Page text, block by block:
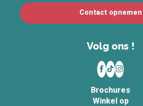
Contact opnemen
Volg ons !
Brochures
Winkel op